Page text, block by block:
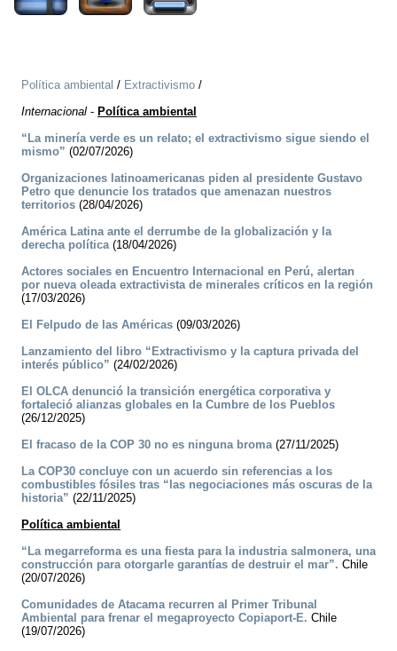
Política ambiental / Extractivismo /
Internacional - Política ambiental
“La minería verde es un relato; el extractivismo sigue siendo el
mismo” (02/07/2026)
Organizaciones latinoamericanas piden al presidente Gustavo
Petro que denuncie los tratados que amenazan nuestros
territorios (28/04/2026)
América Latina ante el derrumbe de la globalización y la
derecha política(18/04/2026)
Actores sociales en Encuentro Internacional en Perú, alertan
por nueva oleada extractivista de minerales críticos en la región
(17/03/2026)
El Felpudo de las Américas (09/03/2026)
Lanzamiento del libro “Extractivismo y la captura privada del
interés público” (24/02/2026)
El OLCA denunció la transición energética corporativa y
fortaleció alianzas globales en la Cumbre de los Pueblos
(26/12/2025)
El fracaso de la COP 30 no es ninguna broma(27/11/2025)
La COP30 concluye con un acuerdo sin referencias a los
combustibles fósiles tras “las negociaciones más oscuras de la
historia” (22/11/2025)
Política ambiental
“La megarreforma es una fiesta para la industria salmonera, una
construcción para otorgarle garantías de destruir el mar”. Chile
(20/07/2026)
Comunidades de Atacama recurren al Primer Tribunal
Ambiental para frenar el megaproyecto Copiaport-E. Chile
(19/07/2026)